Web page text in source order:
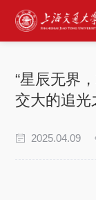
首页
招生工作
“星辰无界
交大的追光
2025.04.09